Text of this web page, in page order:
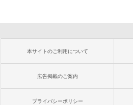
本サイトのご利用について
広告掲載のご案内
プライバシーポリシー